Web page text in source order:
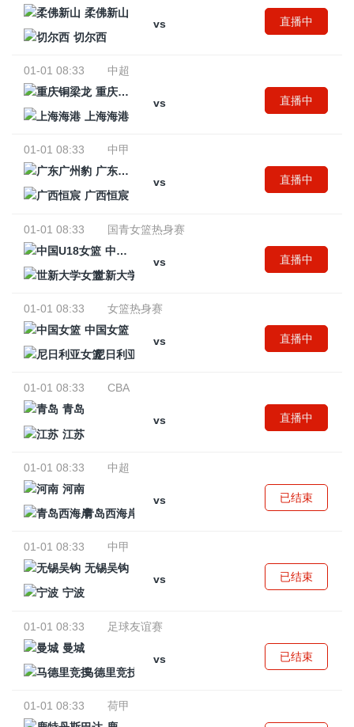
柔佛新山
vs
切尔西
直播中
01-01 08:33
中超
重庆铜梁龙
vs
上海海港
直播中
01-01 08:33
中甲
广东广州豹
vs
广西恒宸
直播中
01-01 08:33
国青女篮热身赛
中国U18女篮
vs
世新大学女篮
直播中
01-01 08:33
女篮热身赛
中国女篮
vs
尼日利亚女篮
直播中
01-01 08:33
CBA
青岛
vs
江苏
直播中
01-01 08:33
中超
河南
vs
青岛西海岸
已结束
01-01 08:33
中甲
无锡吴钩
vs
宁波
已结束
01-01 08:33
足球友谊赛
曼城
vs
马德里竞技
已结束
01-01 08:33
荷甲